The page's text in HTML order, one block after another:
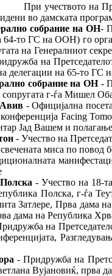
При учеството на
во дамската
собрание на ОН-
64-то ГС на ООН) го
на Генералниот
на
делегации на 65-то ГС
собрание на ОН-
г-ѓа Мишел
Авив - Официјална
Facing
Јад Вашем и
- Учество на
миса по повод
- Учество на 18-
Полска, г-ѓа
Затлере, Прва дама
дама на Република
на
- Придружба на
Вујановиќ, прва